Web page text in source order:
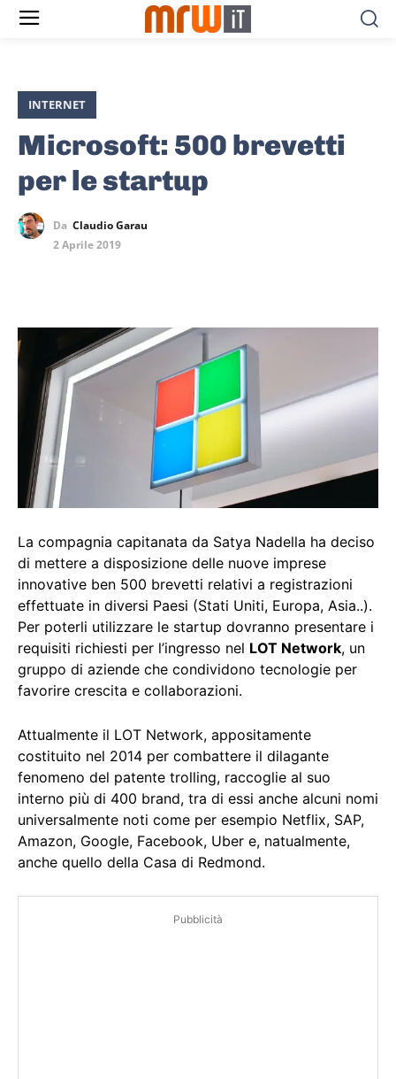
INTERNET
Microsoft: 500 brevetti
per le startup
Da Claudio Garau
2 Aprile 2019
La compagnia capitanata da Satya Nadella ha deciso
di mettere a disposizione delle nuove imprese
innovative ben 500 brevetti relativi a registrazioni
effettuate in diversi Paesi (Stati Uniti, Europa, Asia..).
Per poterli utilizzare le startup dovranno presentare i
requisiti richiesti per l’ingresso nel LOT Network, un
gruppo di aziende che condividono tecnologie per
favorire crescita e collaborazioni.
Attualmente il LOT Network, appositamente
costituito nel 2014 per combattere il dilagante
fenomeno del patente trolling, raccoglie al suo
interno più di 400 brand, tra di essi anche alcuni nomi
universalmente noti come per esempio Netflix, SAP,
Amazon, Google, Facebook, Uber e, natualmente,
anche quello della Casa di Redmond.
Pubblicità